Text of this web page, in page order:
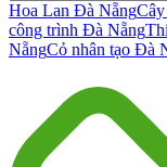
Hoa Lan Đà Nẵng
công trình Đà Nẵng
NẵngCỏ nhân tạo Đà